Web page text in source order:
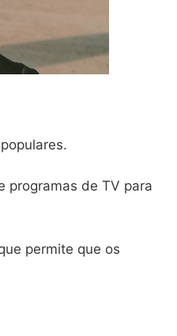
programas de TV para
permite que os